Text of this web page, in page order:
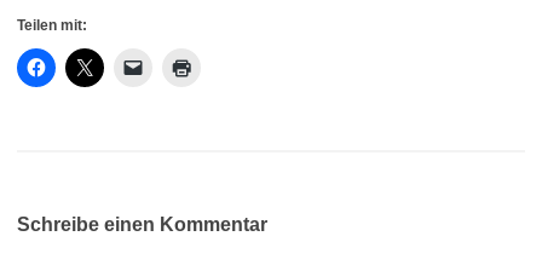
Teilen mit:
Schreibe einen Kommentar